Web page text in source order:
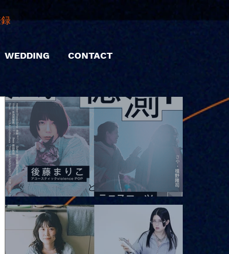
WEDDING CONTACT
2026.08.10 |【観覧】「巷のmyストーリー/風の憶測1～後藤まりこ
アコースティックviolence POPとテニスコーツ」